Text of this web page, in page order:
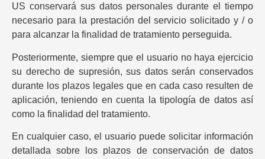
US conservará sus datos personales durante el tiempo
necesario para la prestación del servicio solicitado y / o
para alcanzar la finalidad de tratamiento perseguida.
Posteriormente, siempre que el usuario no haya ejercicio
su derecho de supresión, sus datos serán conservados
durante los plazos legales que en cada caso resulten de
aplicación, teniendo en cuenta la tipología de datos así
como la finalidad del tratamiento.
En cualquier caso, el usuario puede solicitar información
detallada sobre los plazos de conservación de datos